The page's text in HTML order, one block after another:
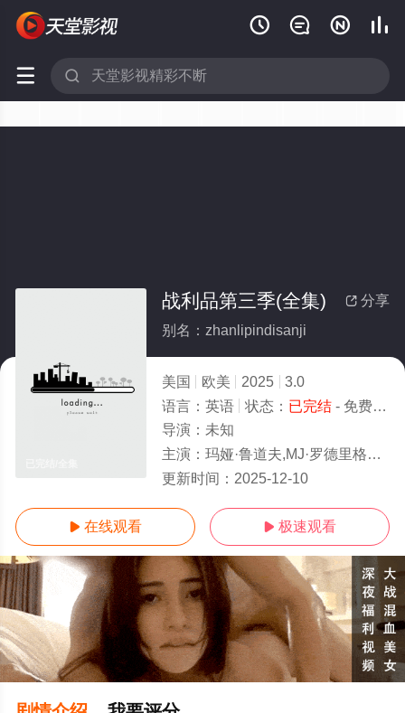
   
 
 分享
战利品第三季(全集)
别名：zhanlipindisanji
美国 欧美 2025
3.0
语言： 英语 状态： 已完结- 免费在线观看
导演： 未知
主演： 玛娅·鲁道夫,MJ·罗德里格斯,奈特·法松,罗恩·芬奇斯,乔尔·金·布斯特,斯蒂芬妮·斯泰尔斯,达茜·卡尔登,亚当·斯科特,赞恩·菲利普
更新时间： 2025-12-10
 在线观看  极速观看